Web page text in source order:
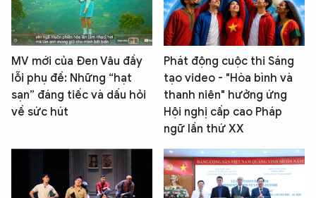
MV mới của Đen Vâu đầy
lỗi phụ đề: Những “hạt
sạn” đáng tiếc và dấu hỏi
về sức hút
Phát động cuộc thi Sáng
tạo video - "Hòa bình và
thanh niên" hưởng ứng
Hội nghị cấp cao Pháp
ngữ lần thứ XX